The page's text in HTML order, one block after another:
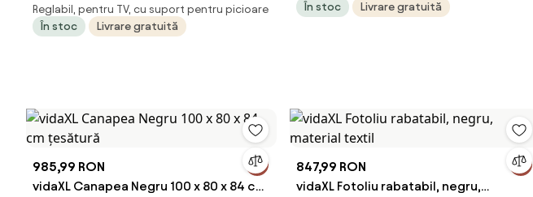
material textil
Reglabil, pentru TV, cu suport pentru picioare
În stoc
Livrare gratuită
În stoc
Livrare gratuită
985,99 RON
vidaXL Canapea Negru 100 x 80 x 84 cm
847,99 RON
vidaXL Fotoliu rabatabil, negru,